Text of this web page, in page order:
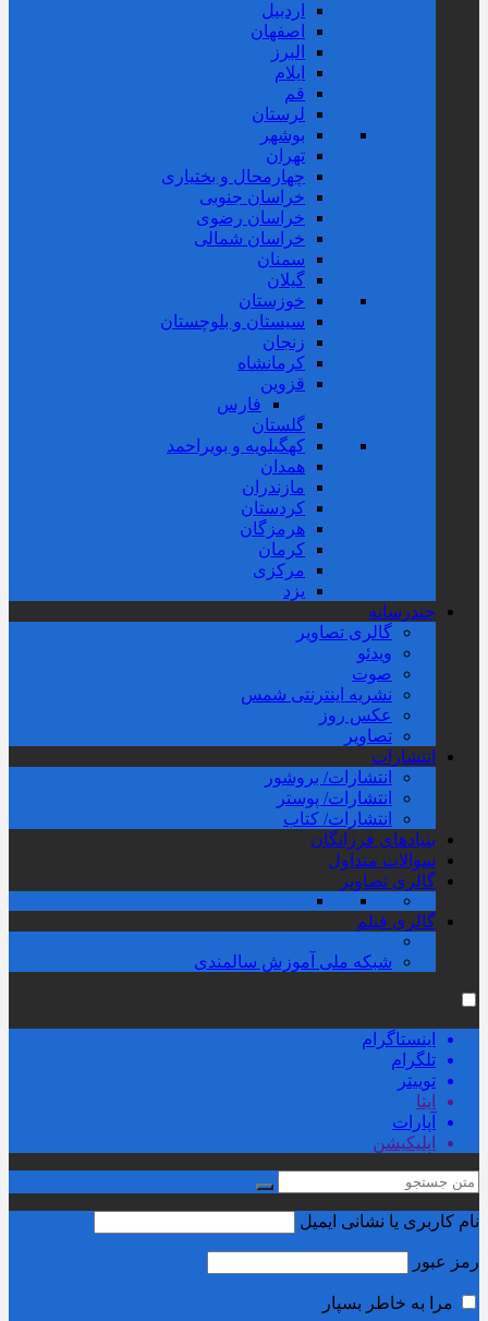
اردبیل
اصفهان
البرز
ایلام
قم
لرستان
بوشهر
تهران
چهارمحال و بختیاری
خراسان جنوبی
خراسان رضوی
خراسان شمالی
سمنان
گیلان
خوزستان
سیستان و بلوچستان
زنجان
کرمانشاه
قزوین
فارس
گلستان
کهگیلویه و بویراحمد
همدان
مازندران
کردستان
هرمزگان
کرمان
مرکزی
یزد
چندرسانه
گالری تصاویر
ویدئو
صوت
نشریه اینترنتی شمس
عکس روز
تصاویر
انتشارات
انتشارات/ بروشور
انتشارات/ پوستر
انتشارات/ کتاب
بنیادهای فرزانگان
سوالات متداول
گالری تصاویر
گالری فیلم
شبکه ملی آموزش سالمندی
اینستاگرام
تلگرام
توییتر
ایتا
آپارات
اپلیکیشن
نام کاربری یا نشانی ایمیل
رمز عبور
مرا به خاطر بسپار